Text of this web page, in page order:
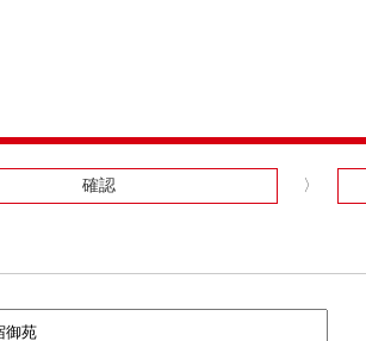
確認